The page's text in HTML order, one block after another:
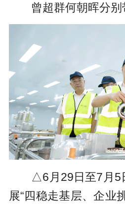
曾超群何朝晖分
△6月29日至7月5
展“四稳走基层、企业